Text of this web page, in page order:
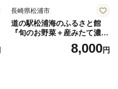
長崎県松浦市
道の駅松浦海のふるさと館
『旬のお野菜＋産みたて濃厚
玉子6個』の大満足セット！
8,000円